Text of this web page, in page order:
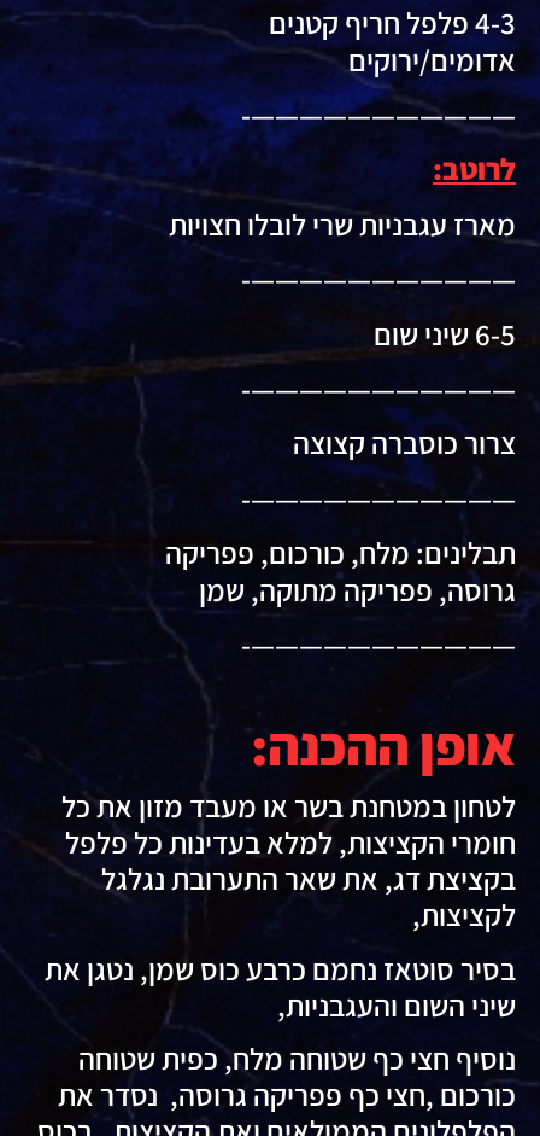
4-3 פלפל חריף קטנים
אדומים/ירוקים
———————————-
לרוטב:
מארז עגבניות שרי לובלו חצויות
———————————-
6-5 שיני שום
———————————-
צרור כוסברה קצוצה
———————————-
תבלינים: מלח, כורכום, פפריקה
גרוסה, פפריקה מתוקה, שמן
———————————-
אופן ההכנה:
לטחון במטחנת בשר או מעבד מזון את כל
חומרי הקציצות, למלא בעדינות כל פלפל
בקציצת דג, את שאר התערובת נגלגל
לקציצות,
בסיר סוטאז נחמם כרבע כוס שמן, נטגן את
שיני השום והעגבניות,
נוסיף חצי כף שטוחה מלח, כפית שטוחה
כורכום ,חצי כף פפריקה גרוסה, נסדר את